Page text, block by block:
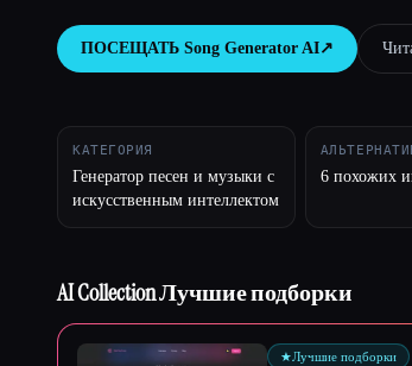
ПОСЕЩАТЬ Song Generator AI↗︎
КАТЕГОРИЯ
Генератор песен и музыки с
искусственным интеллектом
6 похожих
AI Collection Лучшие подборки
★Лучшие подборки